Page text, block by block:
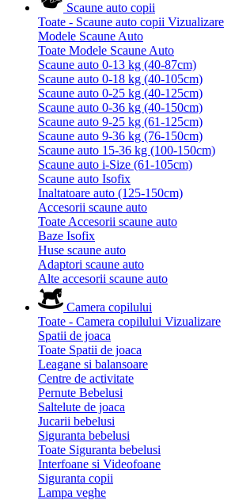
Scaune auto copii
Toate - Scaune auto copii Vizualizare
Modele Scaune Auto
Toate Modele Scaune Auto
Scaune auto 0-13 kg (40-87cm)
Scaune auto 0-18 kg (40-105cm)
Scaune auto 0-25 kg (40-125cm)
Scaune auto 0-36 kg (40-150cm)
Scaune auto 9-25 kg (61-125cm)
Scaune auto 9-36 kg (76-150cm)
Scaune auto 15-36 kg (100-150cm)
Scaune auto i-Size (61-105cm)
Scaune auto Isofix
Inaltatoare auto (125-150cm)
Accesorii scaune auto
Toate Accesorii scaune auto
Baze Isofix
Huse scaune auto
Adaptori scaune auto
Alte accesorii scaune auto
Camera copilului
Toate - Camera copilului Vizualizare
Spatii de joaca
Toate Spatii de joaca
Leagane si balansoare
Centre de activitate
Pernute Bebelusi
Saltelute de joaca
Jucarii bebelusi
Siguranta bebelusi
Toate Siguranta bebelusi
Interfoane si Videofoane
Siguranta copii
Lampa veghe